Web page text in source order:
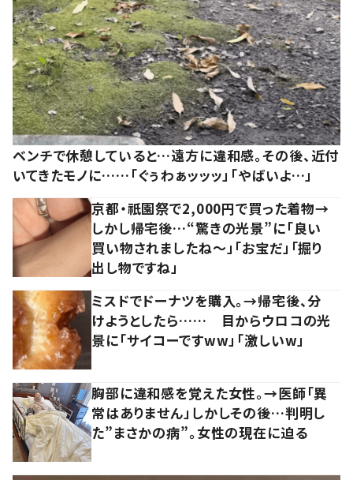
ベンチで休憩していると…遠方に違和感。その後、近付
いてきたモノに……「ぐぅわぁッッッ」「やばいよ…」
京都・祇園祭で2,000円で買った着物→
しかし帰宅後…“驚きの光景”に「良い
買い物されましたね～」「お宝だ」「掘り
出し物ですね」
ミスドでドーナツを購入。→帰宅後、分
けようとしたら…… 目からウロコの光
景に「サイコーですww」「激しいw」
胸部に違和感を覚えた女性。→医師「異
常はありません」しかしその後…判明し
た”まさかの病”。女性の現在に迫る